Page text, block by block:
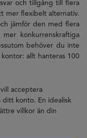
och tillgång till flera
mer flexibelt alternativ.
jämför den med flera
konkurrenskraftiga
behöver du inte
allt hanteras 100
acceptera
konto. En idealisk
villkor än din